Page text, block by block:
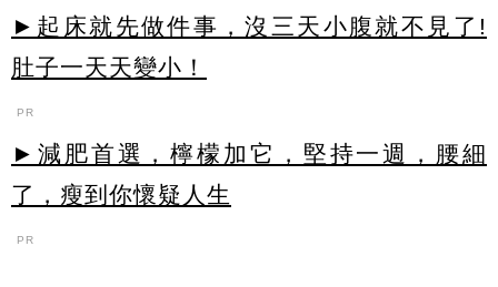
►起床就先做件事，沒三天小腹就不見了!
肚子一天天變小！
PR
►減肥首選，檸檬加它，堅持一週，腰細
了，瘦到你懷疑人生
PR